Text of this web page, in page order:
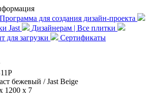
Программа для создания дизайн-проекта
Jast
Дизайнерам | Все плитки
для загрузки
Сертификаты
бежевый / Jast Beige
1200 x 7